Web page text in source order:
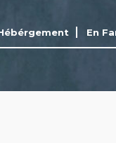
En